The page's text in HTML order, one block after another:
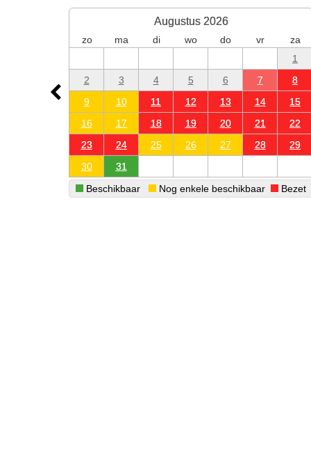
Augustus 2026
zo ma di wo do vr
za
1
2
3 4 5 6 7
8
9
10 11 12 13 14
15
16
17 18 19 20 21
22
23
24 25 26 27 28
29
30
31
Beschikbaar
Nog enkele beschikbaar Bezet